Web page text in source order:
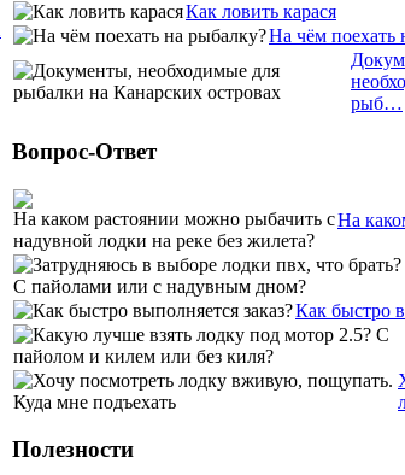
Как ловить карася
На чём поехать
рыб…
Вопрос-Ответ
На
Как быстро
Полезности